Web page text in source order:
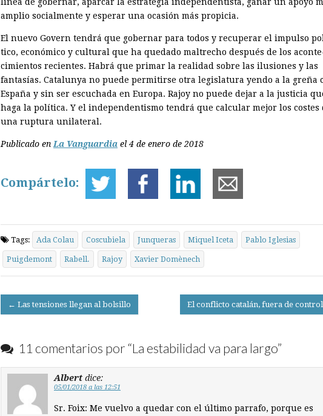
amplio socialmente y esperar una ocasión más propicia.
El nuevo Govern tendrá que gobernar para todos y recuperar el impulso
tico, económico y cultural que ha que­dado maltrecho después de los
cimientos recientes. Habrá que primar la realidad sobre las ilusiones y las
fantasías. Catalunya no puede permitirse otra legislatura yendo a la greña
España y sin ser escuchada en Europa. Rajoy no puede dejar a la justicia
haga la política. Y el independentismo tendrá que calcular mejor los costes
una ruptura unilateral.
Publicado en La Vanguardia el 4 de enero de 2018
Compártelo:
Tags: Ada Colau Coscubiela Junqueras Miquel Iceta Pablo Iglesias
Puigdemont Rabell. Rajoy Xavier Domènech
Post
← Las tensiones llegan al bolsillo El conflicto catalán, fuera de
11 comentarios por “La estabilidad va para largo”
Albert dice:
05/01/2018 a las 12:51
Sr. Foix: Me vuelvo a quedar con el último parrafo, porque es